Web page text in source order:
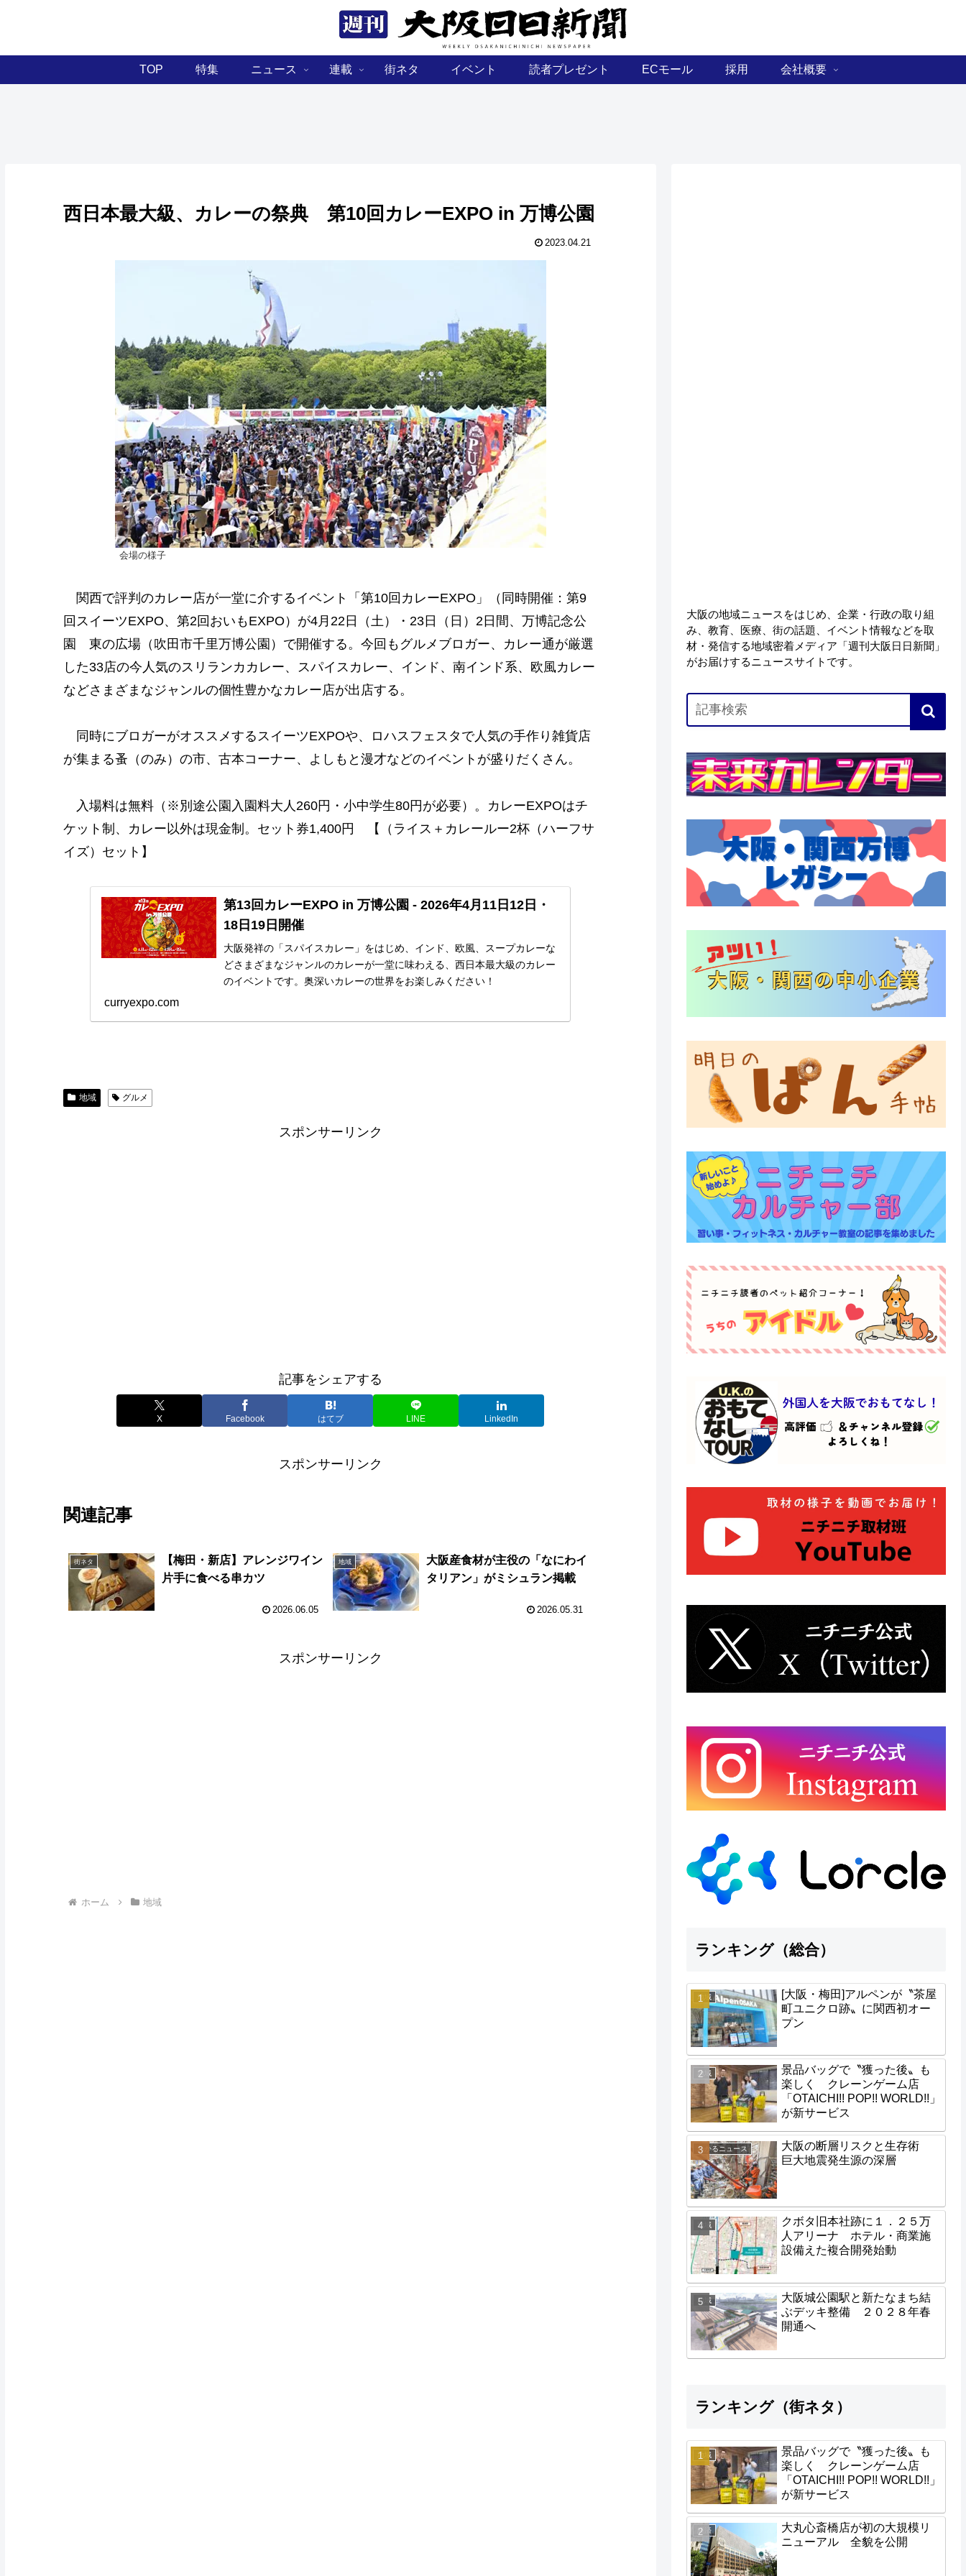
TOP 特集 ニュース 連載 街ネタ イベント 読者プレゼント ECモール 採用 会社概要
西日本最大級、カレーの祭典 第10回カレーEXPO in 万博公園
2023.04.21
会場の様子
関西で評判のカレー店が一堂に介するイベント「第10回カレーEXPO」（同時開催：第9
回スイーツEXPO、第2回おいもEXPO）が4月22日（土）・23日（日）2日間、万博記念公
園 東の広場（吹田市千里万博公園）で開催する。今回もグルメブロガー、カレー通が厳選
した33店の今人気のスリランカカレー、スパイスカレー、インド、南インド系、欧風カレー
などさまざまなジャンルの個性豊かなカレー店が出店する。
同時にブロガーがオススメするスイーツEXPOや、ロハスフェスタで人気の手作り雑貨店
が集まる蚤（のみ）の市、古本コーナー、よしもと漫才などのイベントが盛りだくさん。
入場料は無料（※別途公園入園料大人260円・小中学生80円が必要）。カレーEXPOはチ
ケット制、カレー以外は現金制。セット券1,400円 【（ライス＋カレールー2杯（ハーフサ
イズ）セット】
第13回カレーEXPO in 万博公園 - 2026年4月11日12日・
18日19日開催
大阪発祥の「スパイスカレー」をはじめ、インド、欧風、スープカレーな
どさまざまなジャンルのカレーが一堂に味わえる、西日本最大級のカレー
のイベントです。奥深いカレーの世界をお楽しみください！
curryexpo.com
地域 グルメ
スポンサーリンク
記事をシェアする
X Facebook はてブ LINE LinkedIn
スポンサーリンク
関連記事
街ネタ
【梅田・新店】アレンジワイン
片手に食べる串カツ
2026.06.05
地域
大阪産食材が主役の「なにわイ
タリアン」がミシュラン掲載
2026.05.31
スポンサーリンク
ホーム 地域
大阪の地域ニュースをはじめ、企業・行政の取り組
み、教育、医療、街の話題、イベント情報などを取
材・発信する地域密着メディア「週刊大阪日日新聞」
がお届けするニュースサイトです。
ランキング（総合）
地域
[大阪・梅田]アルペンが〝茶屋
町ユニクロ跡〟に関西初オー
プン
地域
景品バッグで〝獲った後〟も
楽しく クレーンゲーム店
「OTAICHI!! POP!! WORLD!!」
が新サービス
わかるニュース
大阪の断層リスクと生存術
巨大地震発生源の深層
地域
クボタ旧本社跡に１．２５万
人アリーナ ホテル・商業施
設備えた複合開発始動
地域
大阪城公園駅と新たなまち結
ぶデッキ整備 ２０２８年春
開通へ
ランキング（街ネタ）
地域
景品バッグで〝獲った後〟も
楽しく クレーンゲーム店
「OTAICHI!! POP!! WORLD!!」
が新サービス
経済
大丸心斎橋店が初の大規模リ
ニューアル 全貌を公開